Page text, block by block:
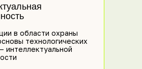
в области охраны
технологических
интеллектуальной